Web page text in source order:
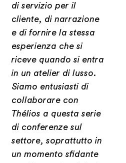
di servizio per il
cliente, di narrazione
e di fornire la stessa
esperienza che si
riceve quando si entra
in un atelier di lusso.
Siamo entusiasti di
collaborare con
Thélios a questa serie
di conferenze sul
settore, soprattutto in
un momento sfidante